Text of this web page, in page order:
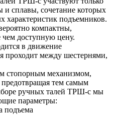
и сплавы, сочетание которых
характеристик подъемников.
компактны,
доступную цену.
в движение
проходит между шестернями,
стопорным механизмом,
тем самым
ручных талей ТРШ-с мы
параметры:
подъема